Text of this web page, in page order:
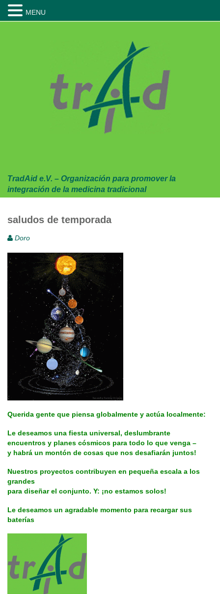
TradAid e.V. – Organización para promover la
integración de la medicina tradicional
saludos de temporada
Doro
Querida gente que piensa globalmente y actúa localmente:
Le deseamos una fiesta universal, deslumbrante
encuentros y planes cósmicos para todo lo que venga –
y habrá un montón de cosas que nos desafiarán juntos!
Nuestros proyectos contribuyen en pequeña escala a los
grandes
para diseñar el conjunto. Y: ¡no estamos solos!
Le deseamos un agradable momento para recargar sus
baterías
MENU